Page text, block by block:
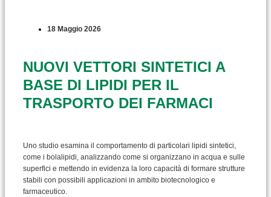
18 Maggio 2026
NUOVI VETTORI SINTETICI A
BASE DI LIPIDI PER IL
TRASPORTO DEI FARMACI
Uno studio esamina il comportamento di particolari lipidi sintetici,
come i bolalipidi, analizzando come si organizzano in acqua e sulle
superfici e mettendo in evidenza la loro capacità di formare strutture
stabili con possibili applicazioni in ambito biotecnologico e
farmaceutico.